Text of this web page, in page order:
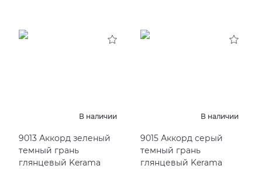
В наличии
9013 Аккорд зеленый
темный грань
глянцевый Kerama
В наличии
9015 Аккорд серый
темный грань
глянцевый Kerama